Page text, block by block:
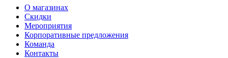
О магазинах
Скидки
Мероприятия
Корпоративные предложения
Команда
Контакты